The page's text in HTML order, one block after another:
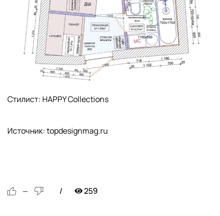
Стилист: HAPPY Collections
Источник: topdesignmag.ru
— 259